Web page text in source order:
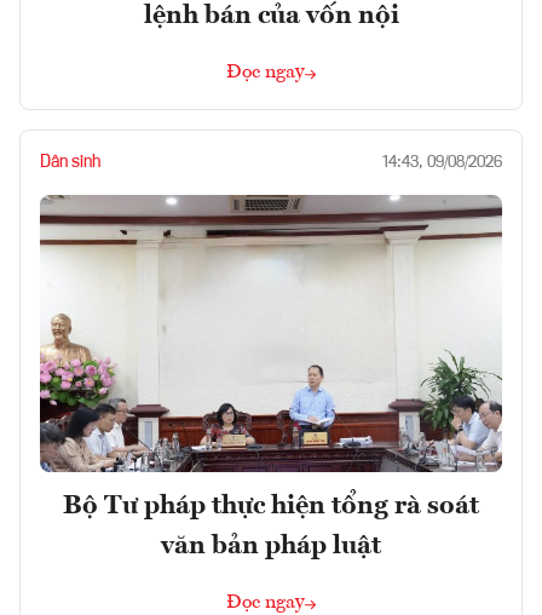
lệnh bán của vốn nội
Đọc ngay
Dân sinh 14:43, 09/08/2026
Bộ Tư pháp thực hiện tổng rà soát
văn bản pháp luật
Đọc ngay